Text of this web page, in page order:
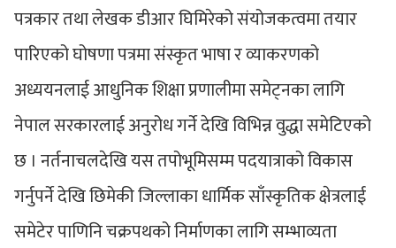
पत्रकार तथा लेखक डीआर घिमिरेको संयोजकत्वमा तयार
पारिएको घोषणा पत्रमा संस्कृत भाषा र व्याकरणको
अध्ययनलाई आधुनिक शिक्षा प्रणालीमा समेट्नका लागि
नेपाल सरकारलाई अनुरोध गर्ने देखि विभिन्न वुद्धा समेटिएको
छ । नर्तनाचलदेखि यस तपोभूमिसम्म पदयात्राको विकास
गर्नुपर्ने देखि छिमेकी जिल्लाका धार्मिक साँस्कृतिक क्षेत्रलाई
समेटेर पाणिनि चक्रपथको निर्माणका लागि सम्भाव्यता